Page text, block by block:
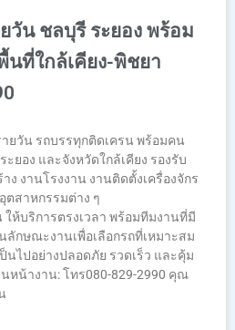
วัน ชลบุรี ระยอง พร้อม
ที่ใกล้เคียง-พิชยา
ยวัน รถบรรทุกติดเครน พร้อมคน
ยอง และจังหวัดใกล้เคียง รองรับ
ง งานโรงงาน งานติดตั้งเครื่องจักร
ตสาหกรรมต่าง ๆ
ให้บริการตรงเวลา พร้อมทีมงานที่มี
กษณะงานเพื่อเลือกรถที่เหมาะสม
นไปอย่างปลอดภัย รวดเร็ว และคุ้ม
หน้างาน: โทร080-829-2990 คุณ